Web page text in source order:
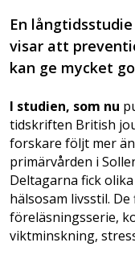
En
visar att
kan ge mycket
I studien, som nu
tidskriften British
forskare följt mer
primärvården i
Deltagarna fick
hälsosam livsstil.
föreläsningsserie,
viktminskning,